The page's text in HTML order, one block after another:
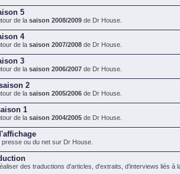
5
de la saison 2008/2009 de Dr House.
4
de la saison 2007/2008 de Dr House.
3
de la saison 2006/2007 de Dr House.
2
de la saison 2005/2006 de Dr House.
1
de la saison 2004/2005 de Dr House.
presse ou du net sur Dr House.
des traductions d'articles, d'extraits, d'interviews liés à